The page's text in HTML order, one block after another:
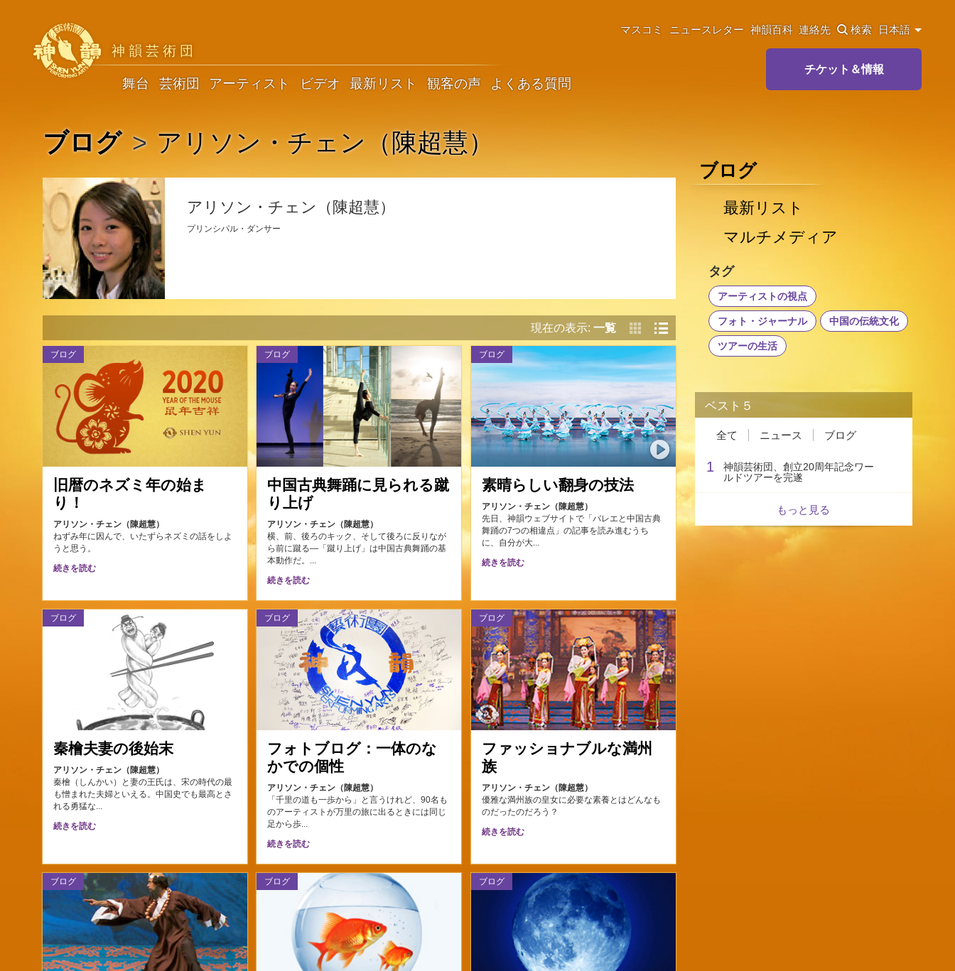
神韻芸術団
舞台 芸術団 アーティスト ビデオ 最新リスト 観客の声 よくある質問
マスコミ ニュースレター 神韻百科 連絡先 検索 日本語
チケット＆情報
ブログ > アリソン・チェン（陳超慧）
アリソン・チェン（陳超慧）
プリンシパル・ダンサー
現在の表示: 一覧
ブログ
旧暦のネズミ年の始ま
り！
アリソン・チェン（陳超慧）
ねずみ年に因んで、いたずらネズミの話をしよ
うと思う。
続きを読む
ブログ
中国古典舞踊に見られる蹴
り上げ
アリソン・チェン（陳超慧）
横、前、後ろのキック、そして後ろに反りなが
ら前に蹴る―「蹴り上げ」は中国古典舞踊の基
本動作だ。...
続きを読む
ブログ
素晴らしい翻身の技法
アリソン・チェン（陳超慧）
先日、神韻ウェブサイトで「バレエと中国古典
舞踊の7つの相違点」の記事を読み進むうち
に、自分が大...
続きを読む
ブログ
秦檜夫妻の後始末
アリソン・チェン（陳超慧）
秦檜（しんかい）と妻の王氏は、宋の時代の最
も憎まれた夫婦といえる。中国史でも最高とさ
れる勇猛な...
続きを読む
ブログ
フォトブログ：一体のな
かでの個性
アリソン・チェン（陳超慧）
「千里の道も一歩から」と言うけれど、90名も
のアーティストが万里の旅に出るときには同じ
足から歩...
続きを読む
ブログ
ファッショナブルな満州
族
アリソン・チェン（陳超慧）
優雅な満州族の皇女に必要な素養とはどんなも
のだったのだろう？
続きを読む
ブログ ブログ ブログ
ブログ
最新リスト
マルチメディア
タグ
アーティストの視点
フォト・ジャーナル 中国の伝統文化
ツアーの生活
ベスト５
全て ニュース ブログ
1
神韻芸術団、創立20周年記念ワー
ルドツアーを完遂
もっと見る